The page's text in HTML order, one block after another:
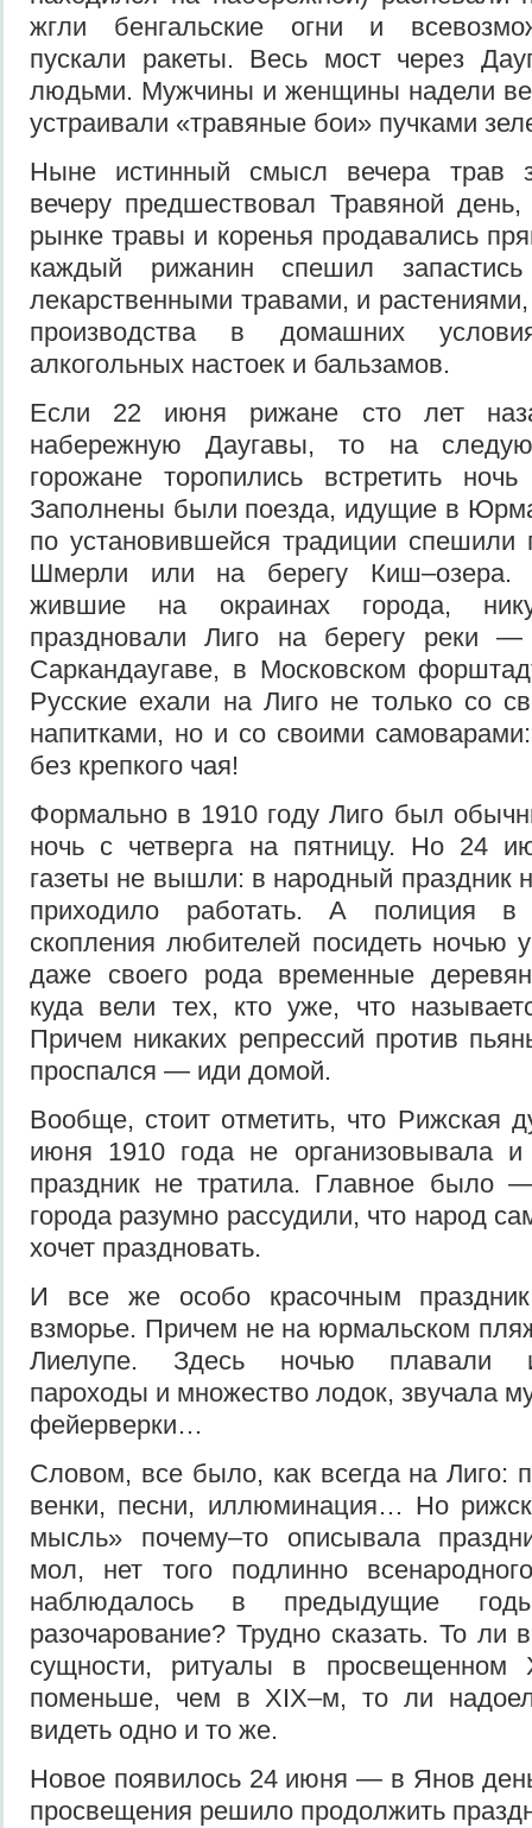
жгли бенгальские огни и
пускали ракеты. Весь мост через
людьми. Мужчины и женщины надели
устраивали «травяные бои» пучками
Ныне истинный смысл вечера трав
вечеру предшествовал Травяной
рынке травы и коренья продавались
каждый рижанин спешил
лекарственными травами, и
производства в домашних
алкогольных настоек и бальзамов.
Если 22 июня рижане сто лет
набережную Даугавы, то на
горожане торопились встретить
Заполнены были поезда, идущие в
по установившейся традиции спешили
Шмерли или на берегу Киш–озера.
жившие на окраинах города,
праздновали Лиго на берегу реки
Саркандаугаве, в Московском
Русские ехали на Лиго не только со
напитками, но и со своими
без крепкого чая!
Формально в 1910 году Лиго был
ночь с четверга на пятницу. Но 24
газеты не вышли: в народный праздник
приходило работать. А полиция в
скопления любителей посидеть ночью
даже своего рода временные
куда вели тех, кто уже, что
Причем никаких репрессий против
проспался — иди домой.
Вообще, стоит отметить, что Рижская
июня 1910 года не организовывала
праздник не тратила. Главное
города разумно рассудили, что народ
хочет праздновать.
И все же особо красочным
взморье. Причем не на юрмальском
Лиелупе. Здесь ночью плавали
пароходы и множество лодок, звучала
фейерверки…
Словом, все было, как всегда на Лиго:
венки, песни, иллюминация… Но
мысль» почему–то описывала
мол, нет того подлинно
наблюдалось в предыдущие
разочарование? Трудно сказать. То ли
сущности, ритуалы в просвещенном
поменьше, чем в XIX–м, то ли
видеть одно и то же.
Новое появилось 24 июня — в Янов
просвещения решило продолжить